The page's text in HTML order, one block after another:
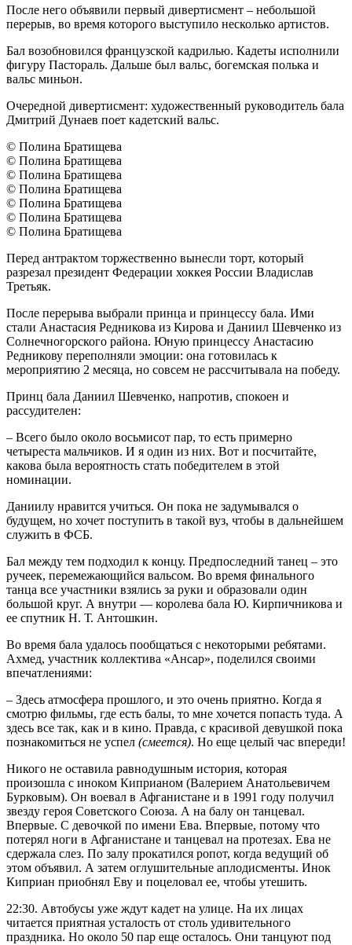
После него объявили первый дивертисмент – небольшой
перерыв, во время которого выступило несколько артистов.
Бал возобновился французской кадрилью. Кадеты исполнили
фигуру Пастораль. Дальше был вальс, богемская полька и
вальс миньон.
Очередной дивертисмент: художественный руководитель бала
Дмитрий Дунаев поет кадетский вальс.
© Полина Братищева
© Полина Братищева
© Полина Братищева
© Полина Братищева
© Полина Братищева
© Полина Братищева
© Полина Братищева
Перед антрактом торжественно вынесли торт, который
разрезал президент Федерации хоккея России Владислав
Третьяк.
После перерыва выбрали принца и принцессу бала. Ими
стали Анастасия Редникова из Кирова и Даниил Шевченко из
Солнечногорского района. Юную принцессу Анастасию
Редникову переполняли эмоции: она готовилась к
мероприятию 2 месяца, но совсем не рассчитывала на победу.
Принц бала Даниил Шевченко, напротив, спокоен и
рассудителен:
– Всего было около восьмисот пар, то есть примерно
четыреста мальчиков. И я один из них. Вот и посчитайте,
какова была вероятность стать победителем в этой
номинации.
Даниилу нравится учиться. Он пока не задумывался о
будущем, но хочет поступить в такой вуз, чтобы в дальнейшем
служить в ФСБ.
Бал между тем подходил к концу. Предпоследний танец – это
ручеек, перемежающийся вальсом. Во время финального
танца все участники взялись за руки и образовали один
большой круг. А внутри — королева бала Ю. Кирпичникова и
ее спутник Н. Т. Антошкин.
Во время бала удалось пообщаться с некоторыми ребятами.
Ахмед, участник коллектива «Ансар», поделился своими
впечатлениями:
– Здесь атмосфера прошлого, и это очень приятно. Когда я
смотрю фильмы, где есть балы, то мне хочется попасть туда. А
здесь все так, как и в кино. Правда, с красивой девушкой пока
познакомиться не успел (смеется). Но еще целый час впереди!
Никого не оставила равнодушным история, которая
произошла с иноком Киприаном (Валерием Анатольевичем
Бурковым). Он воевал в Афганистане и в 1991 году получил
звезду героя Советского Союза. А на балу он танцевал.
Впервые. С девочкой по имени Ева. Впервые, потому что
потерял ноги в Афганистане и танцевал на протезах. Ева не
сдержала слез. По залу прокатился ропот, когда ведущий об
этом объявил. А затем оглушительные аплодисменты. Инок
Киприан приобнял Еву и поцеловал ее, чтобы утешить.
22:30. Автобусы уже ждут кадет на улице. На их лицах
читается приятная усталость от столь удивительного
праздника. Но около 50 пар еще осталось. Они танцуют под